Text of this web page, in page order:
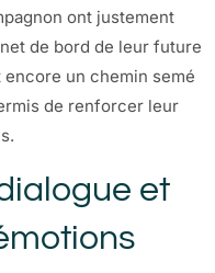
ont justement
de bord de leur future
encore un chemin semé
de renforcer leur
et